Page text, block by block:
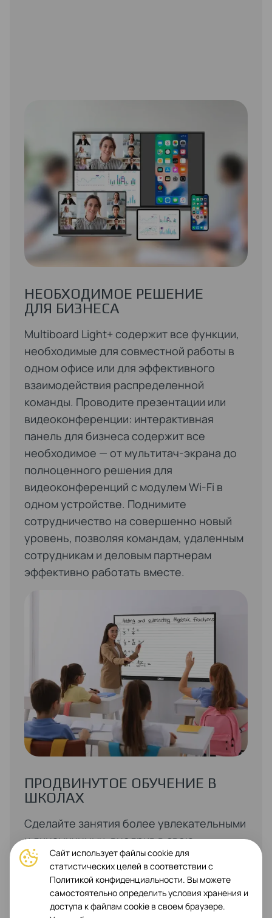
НЕОБХОДИМОЕ РЕШЕНИЕ
ДЛЯ БИЗНЕСА
Multiboard Light+ содержит все функции,
необходимые для совместной работы в
одном офисе или для эффективного
взаимодействия распределенной
команды. Проводите презентации или
видеоконференции: интерактивная
панель для бизнеса содержит все
необходимое — от мультитач-экрана до
полноценного решения для
видеоконференций c модулем Wi-Fi в
одном устройстве. Поднимите
сотрудничество на совершенно новый
уровень, позволяя командам, удаленным
сотрудникам и деловым партнерам
эффективно работать вместе.
ПРОДВИНУТОЕ ОБУЧЕНИЕ В
ШКОЛАХ
Сделайте занятия более увлекательными
и динамичными, внедрив в свою
школьную систему новый Multiboard
Light+. Давайте задание у доски,
объясняйте новые темы, пользуйтесь
виртуальными галереями или
Сайт использует файлы cookie для
статистических целей в соответствии с
Политикой конфиденциальности. Вы можете
самостоятельно определить условия хранения и
доступа к файлам cookie в своем браузере.